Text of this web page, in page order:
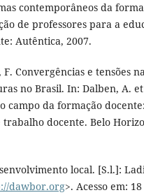
contemporâneos da
de professores para a
Autêntica, 2007.
Convergências e tensões
no Brasil. In: Dalben, A.
campo da formação
docente. Belo
local. [S.l.]:
dawbor.org>. Acesso em: